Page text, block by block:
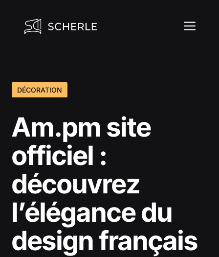
contenu
DÉCORATION
Am.pm site
officiel :
découvrez
l’élégance du
design français